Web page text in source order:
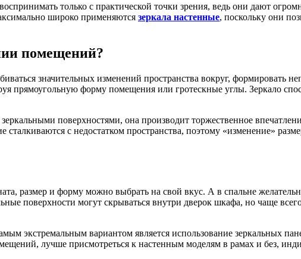
только с практической точки зрения, ведь они дают
широко применяются зеркала настенные, поскольку они
помещений?
значительных изменений пространства вокруг, формировать
прямоугольную форму помещения или гротескные углы. Зеркало
поверхностями, она производит торжественное
с недостатком пространства, поэтому «изменение»
размер и форму можно выбрать на свой вкус. А в спальне
поверхности могут скрываться внутри дверок шкафа, но чаще
экстремальным вариантом является использование зеркальных
лучше присмотреться к настенным моделям в рамах и без,